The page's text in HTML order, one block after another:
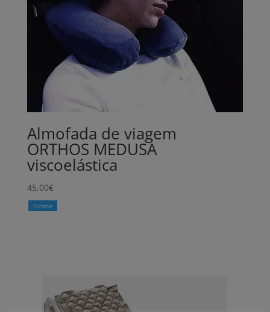
Almofada de viagem
ORTHOS MEDUSA
viscoelástica
45,00€
Comprar